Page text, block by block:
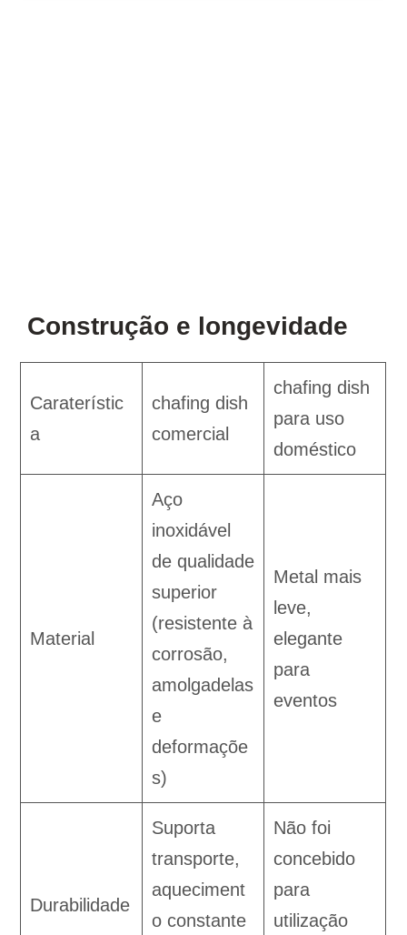
Construção e longevidade
Caraterístic
a
chafing dish
comercial
chafing dish
para uso
doméstico
Material
Aço
inoxidável
de qualidade
superior
(resistente à
corrosão,
amolgadelas
e
deformaçõe
s)
Metal mais
leve,
elegante
para
eventos
Durabilidade
Suporta
transporte,
aqueciment
o constante
Não foi
concebido
para
utilização